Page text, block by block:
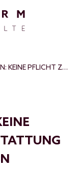
ABSAGE VON VERANSTALTUNGEN: KEINE PFLICHT ZUR RÜCKERSTATTUNG VON SERVICEGEBÜHREN